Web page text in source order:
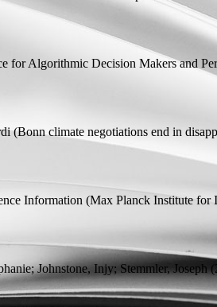
for Algorithmic Decision Makers and
(Bonn climate negotiations end in
Information (Max Planck Institute for
Johnstone, Injy; Stemmler, Joseph